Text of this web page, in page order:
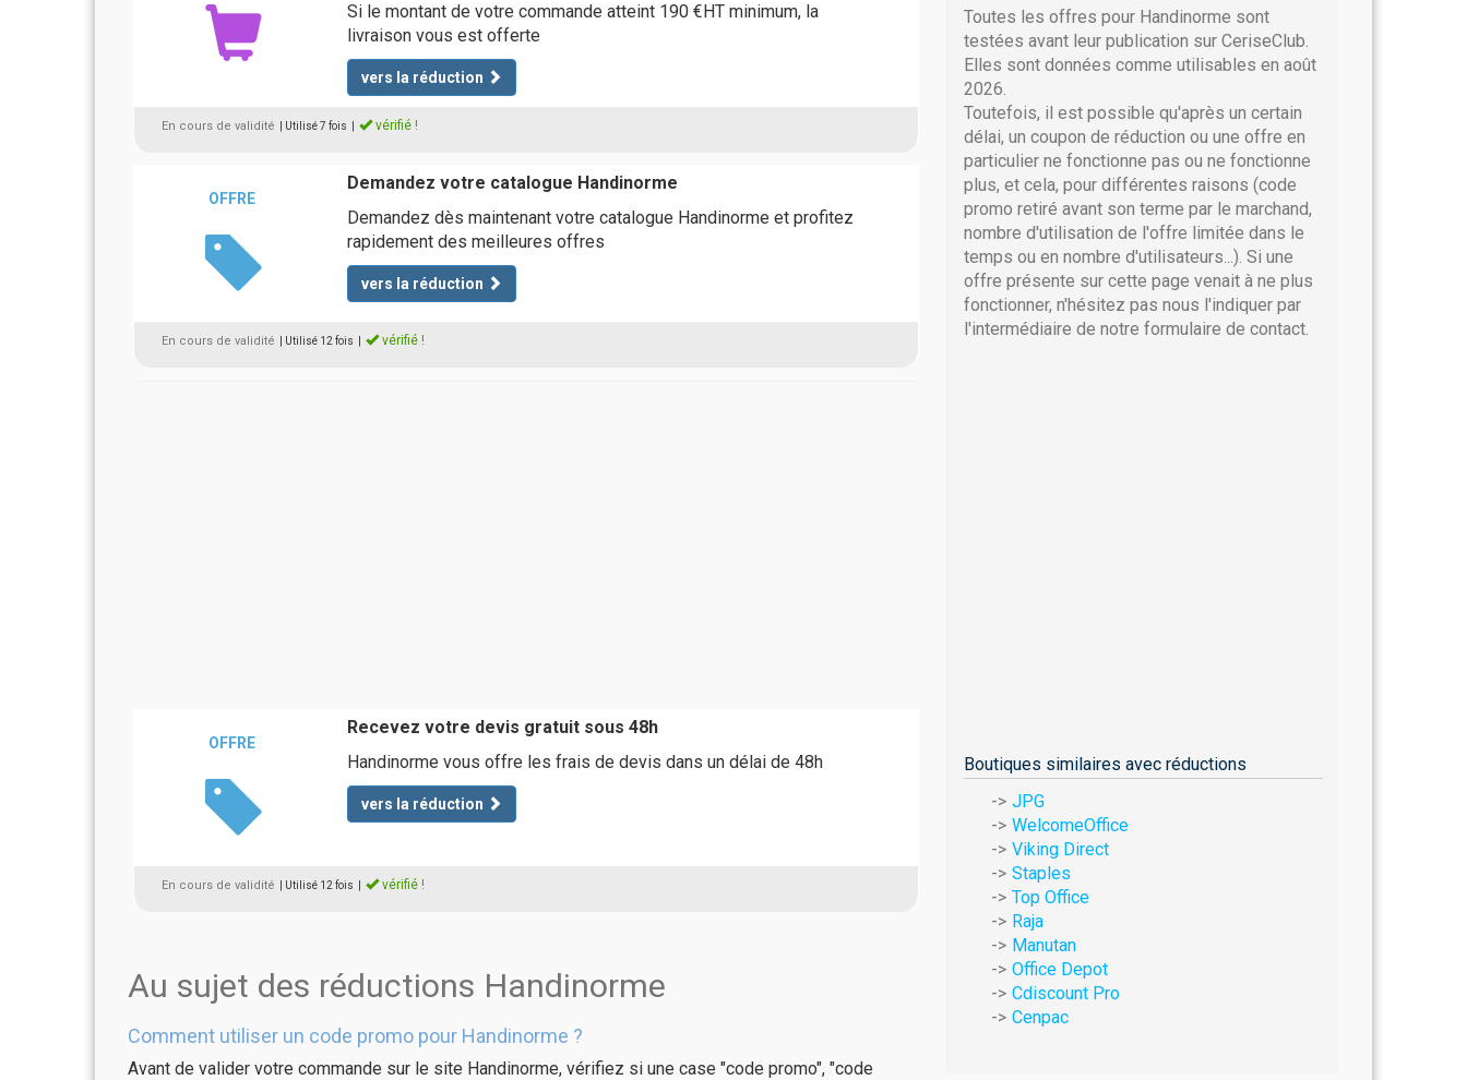
Si le montant de votre commande atteint 190 €HT minimum, la
livraison vous est offerte
vers la réduction
En cours de validité | Utilisé 7 fois vérifié !
OFFRE
Demandez votre catalogue Handinorme
Demandez dès maintenant votre catalogue Handinorme et profitez
rapidement des meilleures offres
vers la réduction
En cours de validité | Utilisé 12 fois vérifié !
OFFRE
Recevez votre devis gratuit sous 48h
Handinorme vous offre les frais de devis dans un délai de 48h
vers la réduction
En cours de validité | Utilisé 12 fois vérifié !
Au sujet des réductions Handinorme
Comment utiliser un code promo pour Handinorme ?
Avant de valider votre commande sur le site Handinorme, vérifiez si une case "code promo", "code
Toutes les offres pour Handinorme sont
testées avant leur publication sur CeriseClub.
Elles sont données comme utilisables en août
2026.
Toutefois, il est possible qu'après un certain
délai, un coupon de réduction ou une offre en
particulier ne fonctionne pas ou ne fonctionne
plus, et cela, pour différentes raisons (code
promo retiré avant son terme par le marchand,
nombre d'utilisation de l'offre limitée dans le
temps ou en nombre d'utilisateurs...). Si une
offre présente sur cette page venait à ne plus
fonctionner, n'hésitez pas nous l'indiquer par
l'intermédiaire de notre formulaire de contact.
Boutiques similaires avec réductions
JPG
WelcomeOffice
Viking Direct
Staples
Top Office
Raja
Manutan
Office Depot
Cdiscount Pro
Cenpac